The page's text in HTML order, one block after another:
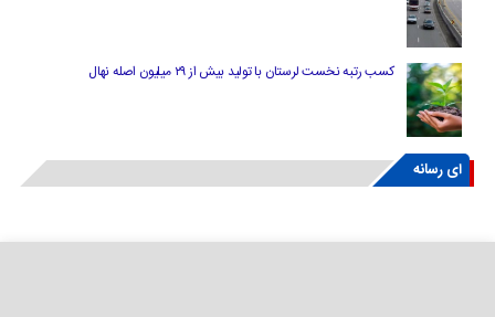
کسب رتبه نخست لرستان با تولید بیش از ۲۹ میلیون اصله نهال
ای رسانه